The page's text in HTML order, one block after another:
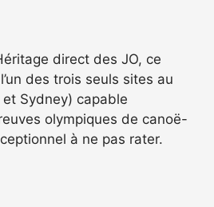
direct des JO, ce
des trois seuls sites au
Sydney) capable
olympiques de canoë-
à ne pas rater.